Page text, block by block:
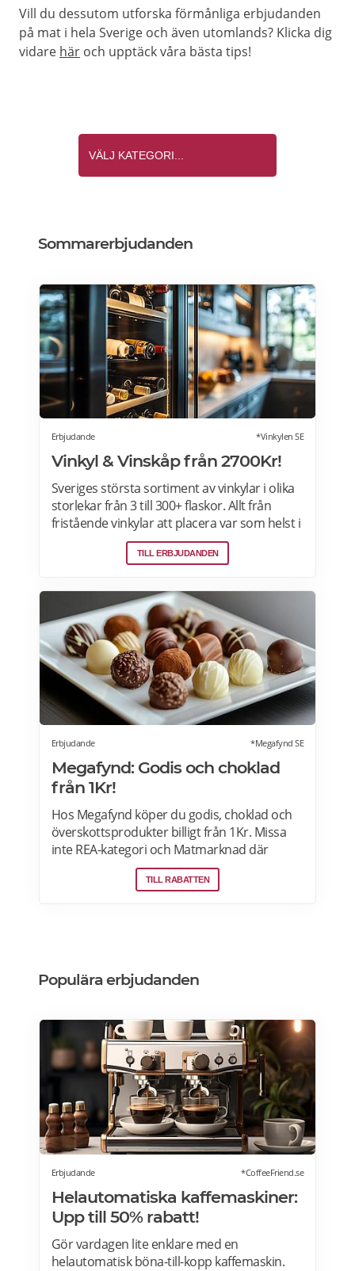
Vill du dessutom utforska förmånliga erbjudanden
på mat i hela Sverige och även utomlands? Klicka dig
vidare här och upptäck våra bästa tips!
Sommarerbjudanden
Erbjudande *Vinkylen SE
Vinkyl & Vinskåp från 2700Kr!
Sveriges största sortiment av vinkylar i olika
storlekar från 3 till 300+ flaskor. Allt från
fristående vinkylar att placera var som helst i
hemmet, till inbyggda eller integrerbara
vinkylar som elegant smälter in i
Designa din vinkyl i vilken färg du vill! Läs
mer>>>
TILL ERBJUDANDEN
Erbjudande *Megafynd SE
Megafynd: Godis och choklad
från 1Kr!
Hos Megafynd köper du godis, choklad och
överskottsprodukter billigt från 1Kr. Missa
inte REA-kategori och Matmarknad där
Megafynd har hundratals aktuella
erbjudanden varje dag. Läs mer om
TILL RABATTEN
Populära erbjudanden
Erbjudande *CoffeeFriend.se
Helautomatiska kaffemaskiner:
Upp till 50% rabatt!
Gör vardagen lite enklare med en
helautomatisk böna-till-kopp kaffemaskin.